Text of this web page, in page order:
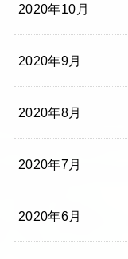
2020年10月
2020年9月
2020年8月
2020年7月
2020年6月